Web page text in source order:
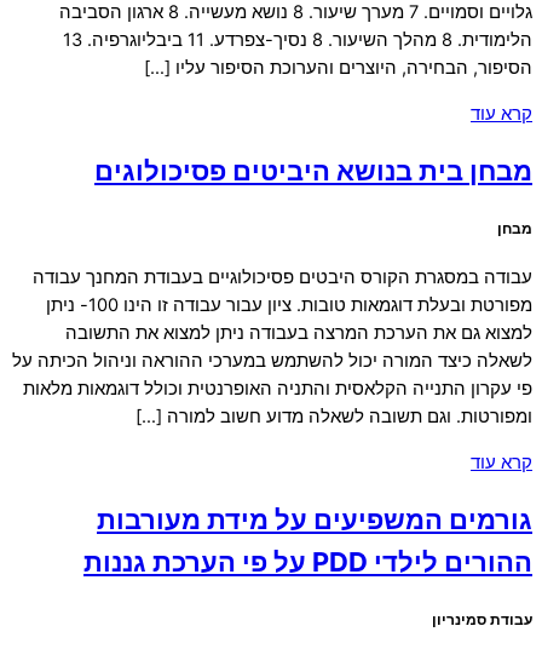
גלויים וסמויים. 7 מערך שיעור. 8 נושא מעשייה. 8 ארגון הסביבה
הלימודית. 8 מהלך השיעור. 8 נסיך-צפרדע. 11 ביבליוגרפיה. 13
הסיפור, הבחירה, היוצרים והערוכת הסיפור עליו […]
קרא עוד
מבחן בית בנושא היביטים פסיכולוגים
מבחן
עבודה במסגרת הקורס היבטים פסיכולוגיים בעבודת המחנך עבודה
מפורטת ובעלת דוגמאות טובות. ציון עבור עבודה זו הינו 100- ניתן
למצוא גם את הערכת המרצה בעבודה ניתן למצוא את התשובה
לשאלה כיצד המורה יכול להשתמש במערכי ההוראה וניהול הכיתה על
פי עקרון התנייה הקלאסית והתניה האופרנטית וכולל דוגמאות מלאות
ומפורטות. וגם תשובה לשאלה מדוע חשוב למורה […]
קרא עוד
גורמים המשפיעים על מידת מעורבות
ההורים לילדי PDD על פי הערכת גננות
עבודת סמינריון